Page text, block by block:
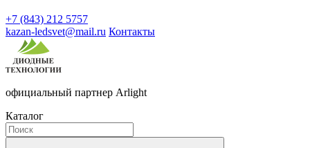
+7 (843) 212 5757
kazan-ledsvet@mail.ru Контакты
официальный партнер Arlight
Каталог